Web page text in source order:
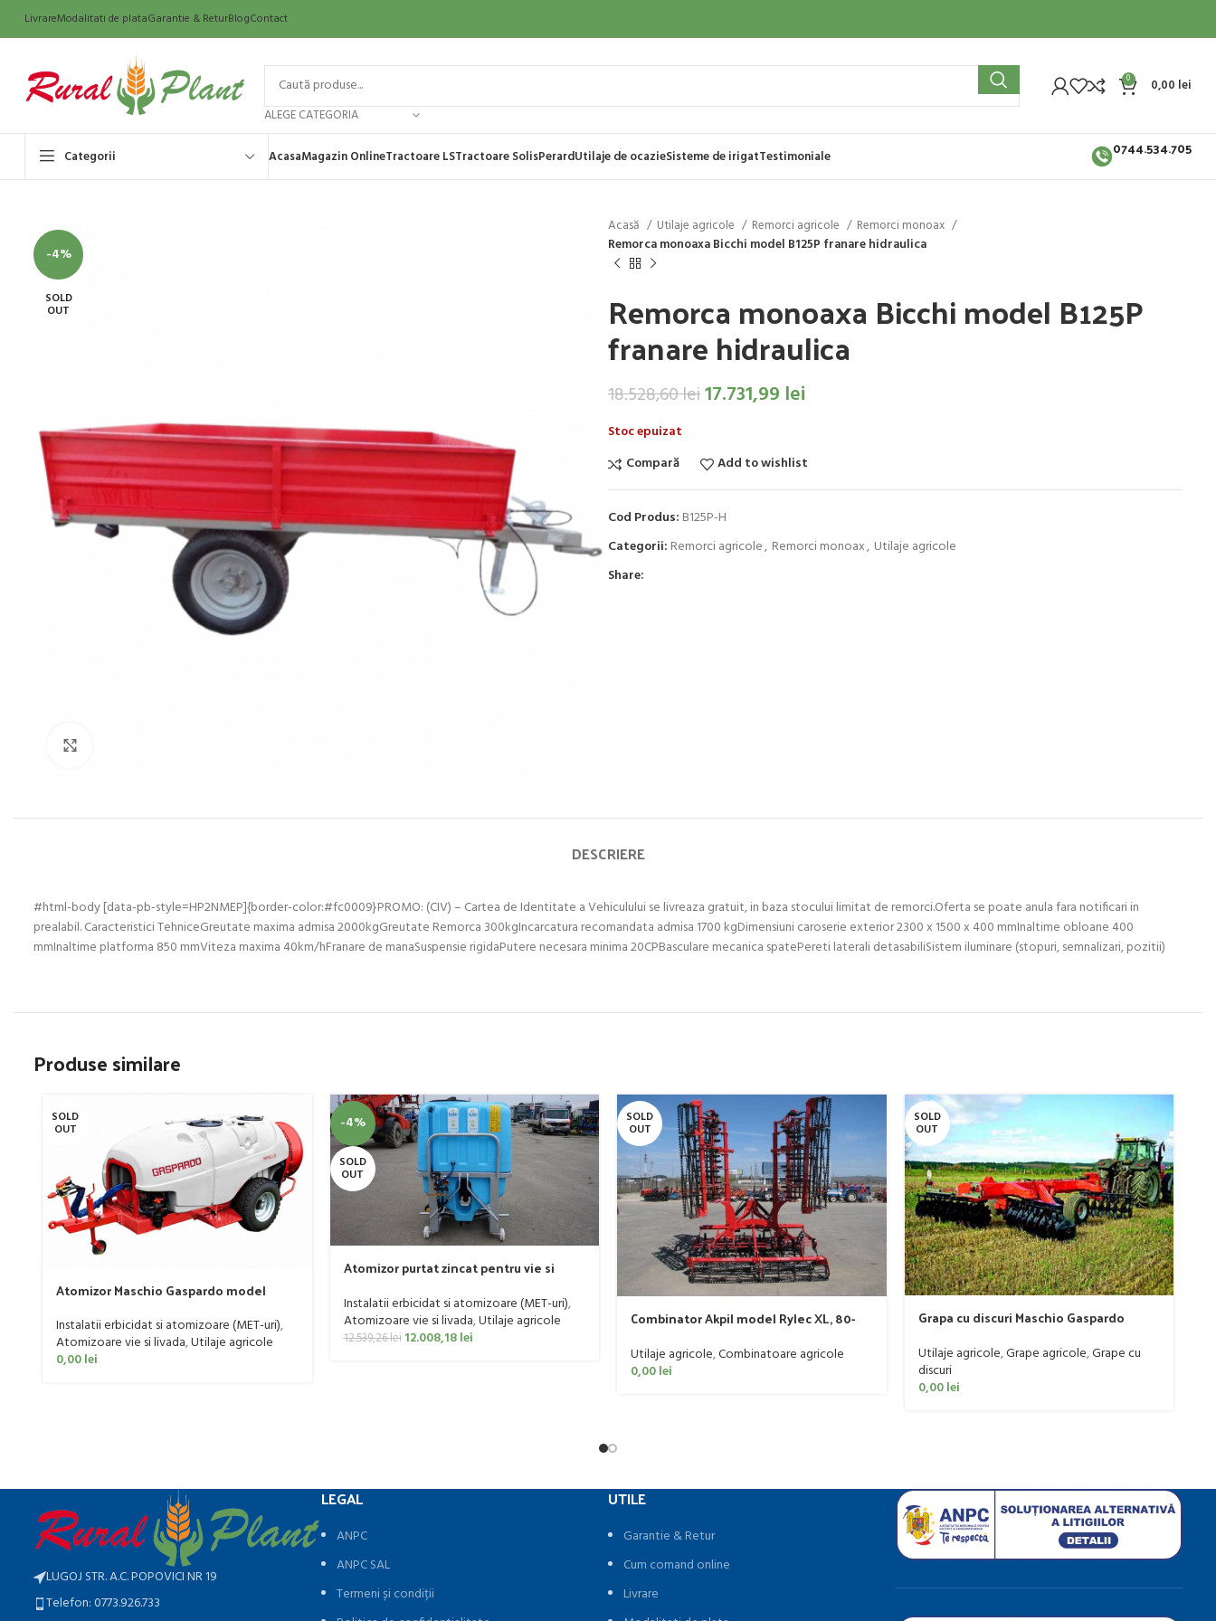
LivrareModalitati de plataGarantie & ReturBlogContact
ALEGE CATEGORIA
0 0,00 lei
Categorii AcasaMagazin OnlineTractoare LSTractoare SolisPerardUtilaje de ocazieSisteme de irigatTestimoniale 0744.534.705
-4%
SOLD
OUT
Acasă Utilaje agricole Remorci agricole
Remorci monoax
Remorca monoaxa Bicchi model B125P franare hidraulica
Remorca monoaxa Bicchi model B125P
franare hidraulica
18.528,60lei17.731,99 lei
Stoc epuizat
Compară
Add to wishlist
Cod Produs: B125P-H
Categorii: Remorci agricole, Remorci monoax, Utilaje agricole
Share:
DESCRIERE
#html-body [data-pb-style=HP2NMEP]{border-color:#fc0009}PROMO: (CIV) – Cartea de Identitate a Vehiculului se livreaza gratuit, in baza stocului limitat de remorci.Oferta se poate anula fara notificari in
prealabil. Caracteristici TehniceGreutate maxima admisa 2000kgGreutate Remorca 300kgIncarcatura recomandata admisa 1700 kgDimensiuni caroserie exterior 2300 x 1500 x 400 mmInaltime obloane 400
mmInaltime platforma 850 mmViteza maxima 40km/hFranare de manaSuspensie rigidaPutere necesara minima 20CPBasculare mecanica spatePereti laterali detasabiliSistem iluminare (stopuri, semnalizari, pozitii)
Produse similare
SOLD
OUT
Atomizor Maschio Gaspardo model
Instalatii erbicidat si atomizoare (MET-uri),
Atomizoare vie si livada,Utilaje agricole
0,00lei
-4%
SOLD
OUT
Atomizor purtat zincat pentru vie si
Instalatii erbicidat si atomizoare (MET-uri),
Atomizoare vie si livada,Utilaje agricole
12.539,26lei 12.008,18lei
SOLD
OUT
Combinator Akpil model Rylec XL, 80-
Utilaje agricole,Combinatoare agricole
0,00lei
SOLD
OUT
Grapa cu discuri Maschio Gaspardo
Utilaje agricole,Grape agricole,Grape cu
discuri
0,00lei
LUGOJ STR. A.C. POPOVICI NR 19
Telefon: 0773.926.733
LEGAL
ANPC
ANPC SAL
Termeni și condiții
UTILE
Garantie & Retur
Cum comand online
Livrare